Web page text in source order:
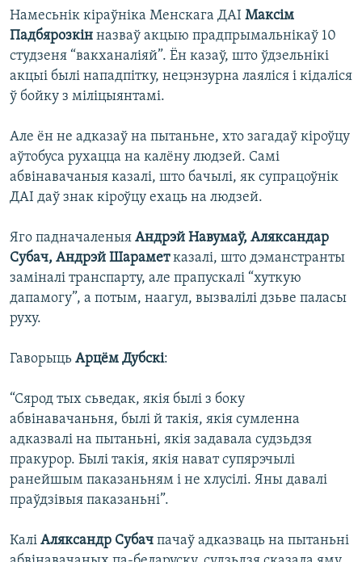
Намесьнік кіраўніка Менскага ДАІ Максім
Падбярoзкін назваў акцыю прадпрымальнікаў 10
студзеня “вакханаліяй”. Ён казаў, што ўдзельнікі
акцыі былі нападпітку, нецэнзурна лаяліся і кідаліся
ў бойку з міліцыянтамі.
Але ён не адказаў на пытаньне, хто загадаў кіроўцу
аўтобуса рухацца на калёну людзей. Самі
абвінавачаныя казалі, што бачылі, як супрацоўнік
ДАІ даў знак кіроўцу ехаць на людзей.
Яго падначаленыя Андрэй Навумаў, Аляксандар
Субач, Андрэй Шараметказалі, што дэманстранты
заміналі транспарту, але прапускалі “хуткую
дапамогу”, а потым, наагул, вызвалілі дзьве паласы
руху.
Гаворыць Арцём Дубскі:
“Сярод тых сьведак, якія былі з боку
абвінавачаньня, былі й такія, якія сумленна
адказвалі на пытаньні, якія задавала судзьдзя
пракурор. Былі такія, якія нават супярэчылі
ранейшым паказаньням і не хлусілі. Яны давалі
праўдзівыя паказаньні”.
Калі Аляксандр Субач пачаў адказваць на пытаньні